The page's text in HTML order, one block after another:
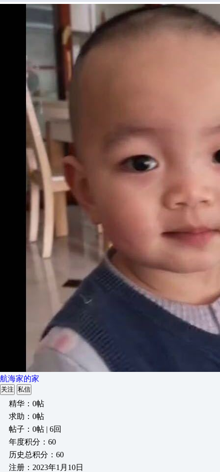
航海家的家
关注 私信
精华：0帖
求助：0帖
帖子：0帖 | 6回
年度积分：60
历史总积分：60
注册：2023年1月10日